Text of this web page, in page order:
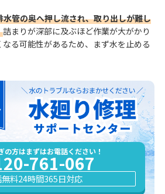
管の奥へ押し流され、取り出しが難し
詰まりが深部に及ぶほど作業が大がかり
る可能性があるため、まず水を止める
の方はまずはお電話ください！
761-067
料24時間365日対応